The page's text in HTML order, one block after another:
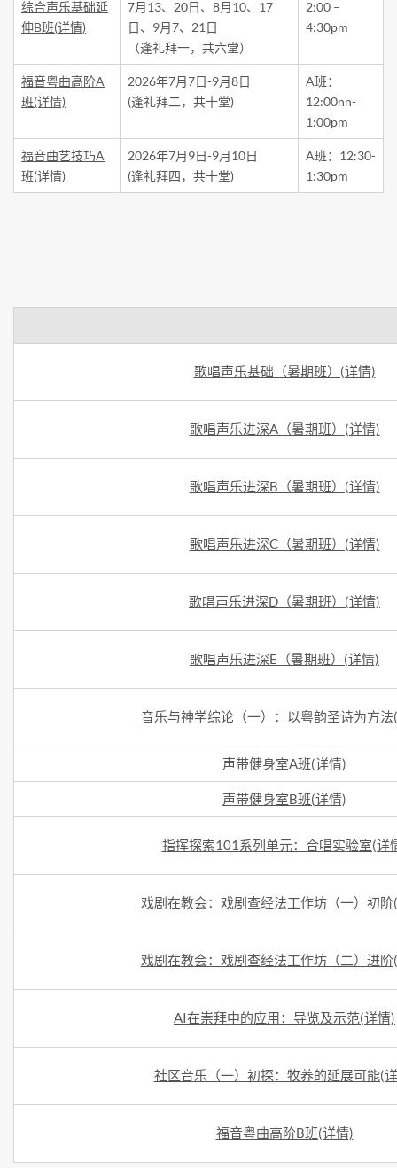
综合声乐基础延
伸B班(详情)
7月13、20日、8月10、17
日、9月7、21日
（逢礼拜一，共六堂）
2:00 –
4:30pm
福音粤曲高阶A
班(详情)
2026年7月7日-9月8日
(逢礼拜二，共十堂)
A班：
12:00nn-
1:00pm
福音曲艺技巧A
班(详情)
2026年7月9日-9月10日
(逢礼拜四，共十堂)
A班：12:30-
1:30pm
歌唱声乐基础（暑期班）(详情)
歌唱声乐进深A（暑期班）(详情)
歌唱声乐进深B（暑期班）(详情)
歌唱声乐进深C（暑期班）(详情)
歌唱声乐进深D（暑期班）(详情)
歌唱声乐进深E（暑期班）(详情)
音乐与神学综论（一）：以粤韵圣诗为方法
声带健身室A班(详情)
声带健身室B班(详情)
指挥探索101系列单元：合唱实验室(详
戏剧在教会：戏剧查经法工作坊（一）初阶
戏剧在教会：戏剧查经法工作坊（二）进阶
AI在崇拜中的应用：导览及示范(详情)
社区音乐（一）初探：牧养的延展可能(
福音粤曲高阶B班(详情)